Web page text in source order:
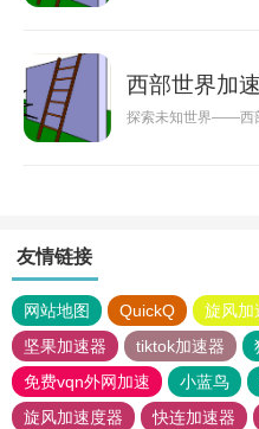
西部世界加
探索未知世界——西
友情链接
网站地图 QuickQ 旋风加
坚果加速器
tiktok加速器
免费vqn外网加速
小蓝鸟
旋风加速度器
快连加速器